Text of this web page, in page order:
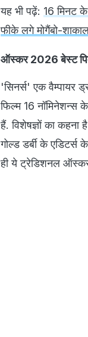
यह भी पढ़ें: 16 मिनट
फीके लगे मोगैंबो-
ऑस्कर 2026 बेस्ट
'सिनर्स' एक वैम्पायर
फिल्म 16 नॉमिनेशन्स
हैं. विशेषज्ञों का
गोल्ड डर्बी के
ही ये ट्रेडिशनल